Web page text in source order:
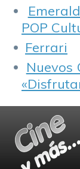
POP
Ferrari
Nuevos